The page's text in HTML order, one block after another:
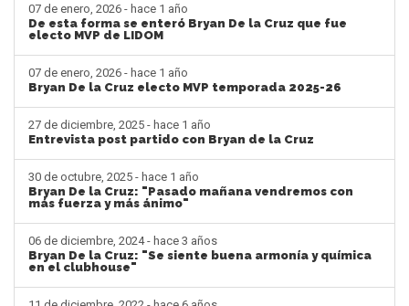
07 de enero, 2026 - hace 1 año
De esta forma se enteró Bryan De la Cruz que fue
electo MVP de LIDOM
07 de enero, 2026 - hace 1 año
Bryan De la Cruz electo MVP temporada 2025-26
27 de diciembre, 2025 - hace 1 año
Entrevista post partido con Bryan de la Cruz
30 de octubre, 2025 - hace 1 año
Bryan De la Cruz: "Pasado mañana vendremos con
más fuerza y más ánimo"
06 de diciembre, 2024 - hace 3 años
Bryan De la Cruz: "Se siente buena armonía y química
en el clubhouse"